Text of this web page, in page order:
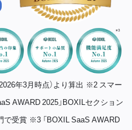
年3月時点）より算出 ※2 スマー
AWARD 2025」BOXILセクション
で受賞 ※3 「BOXIL SaaS AWARD